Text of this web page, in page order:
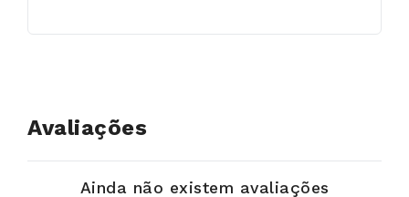
Avaliações
Ainda não existem avaliações